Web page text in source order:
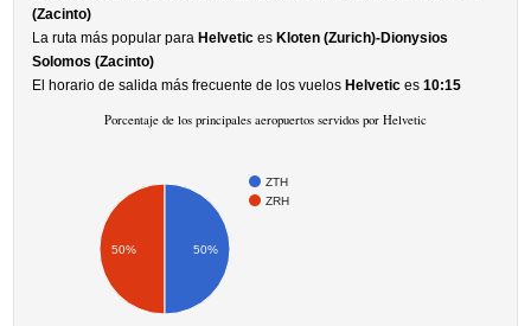
(Zacinto)
La ruta más popular para Helvetic es Kloten (Zurich)-Dionysios
Solomos (Zacinto)
El horario de salida más frecuente de los vuelos Helvetic es10:15
Porcentaje de los principales aeropuertos servidos por Helvetic
ZTH
ZRH
50% 50%